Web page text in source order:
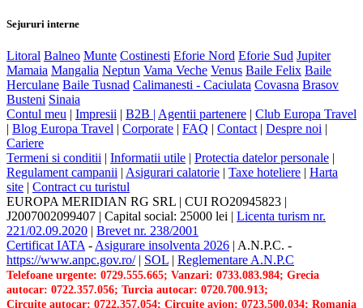
Sejururi interne
Litoral Balneo Munte Costinesti Eforie Nord Eforie Sud Jupiter
Mamaia Mangalia Neptun Vama Veche Venus Baile Felix Baile
Herculane Baile Tusnad Calimanesti - Caciulata Covasna Brasov
Busteni Sinaia
Contul meu | Impresii | B2B | Agentii partenere | Club Europa Travel
| Blog Europa Travel | Corporate | FAQ | Contact | Despre noi |
Cariere
Termeni si conditii | Informatii utile | Protectia datelor personale |
Regulament campanii | Asigurari calatorie | Taxe hoteliere | Harta
site | Contract cu turistul
EUROPA MERIDIAN RG SRL | CUI RO20945823 |
J2007002099407 | Capital social: 25000 lei | Licenta turism nr.
221/02.09.2020 | Brevet nr. 238/2001
Certificat IATA - Asigurare insolventa 2026 | A.N.P.C. -
https://www.anpc.gov.ro/| SOL | Reglementare A.N.P.C
Telefoane urgente: 0729.555.665; Vanzari: 0733.083.984; Grecia
autocar: 0722.357.056; Turcia autocar: 0720.700.913;
Circuite autocar: 0722.357.054; Circuite avion: 0723.500.034; Romania